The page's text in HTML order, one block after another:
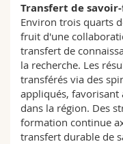
Transfert de
Environ trois quarts
fruit d'une
transfert de
la recherche. Les
transférés via des
appliqués, favorisant
dans la région. Des
formation continue
transfert durable de